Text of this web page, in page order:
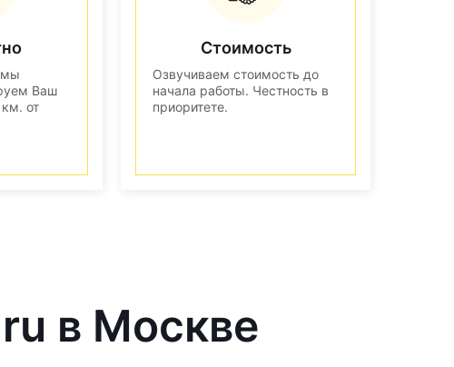
мы
Ваш
от
Стоимость
Озвучиваем стоимость до
начала работы. Честность в
приоритете.
в Москве